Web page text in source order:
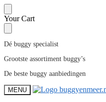
Skip
to
navigation
Skip
to
content
Your Cart
Dé buggy specialist
Grootste assortiment buggy’s
De beste buggy aanbiedingen
MENU